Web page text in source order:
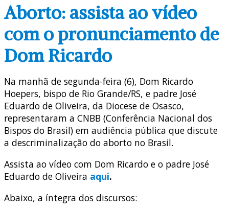
Aborto: assista ao vídeo
com o pronunciamento de
Dom Ricardo
Na manhã de segunda-feira (6), Dom Ricardo
Hoepers, bispo de Rio Grande/RS, e padre José
Eduardo de Oliveira, da Diocese de Osasco,
representaram a CNBB (Conferência Nacional dos
Bispos do Brasil) em audiência pública que discute
a descriminalização do aborto no Brasil.
Assista ao vídeo com Dom Ricardo e o padre José
Eduardo de Oliveira aqui.
Abaixo, a íntegra dos discursos: